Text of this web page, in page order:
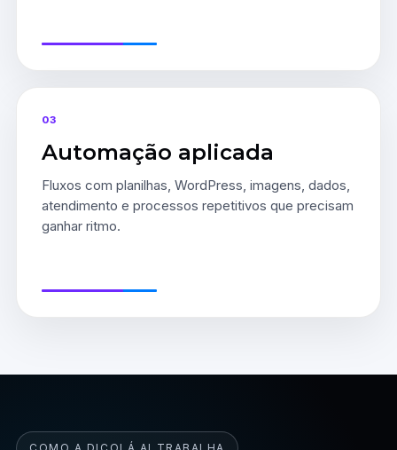
03
Automação aplicada
Fluxos com planilhas, WordPress, imagens, dados,
atendimento e processos repetitivos que precisam
ganhar ritmo.